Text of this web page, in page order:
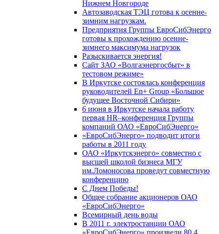
Нижнем Новгороде
Автозаводская ТЭЦ готова к осенне-
зимним нагрузкам.
Предприятия Группы ЕвроСибЭнерго
готовы к прохождению осенне-
зимнего максимума нагрузок
Разыскивается энергия!
Сайт ЗАО «Волгаэнергосбыт» в
тестовом режиме»
В Иркутске состоялась конференция
руководителей En+ Group «Большое
будущее Восточной Сибири»
6 июня в Иркутске начала работу
первая HR–конференция Группы
компаний ОАО «ЕвроСибЭнерго»
«ЕвроСибЭнерго» подводит итоги
работы в 2011 году
ОАО «Иркутскэнерго» совместно с
высшей школой бизнеса МГУ
им.Ломоносова проведут совместную
конференцию
С Днем Победы!
Общее собрание акционеров ОАО
«ЕвроСибЭнерго»
Всемирный день воды
В 2011 г. электростанции ОАО